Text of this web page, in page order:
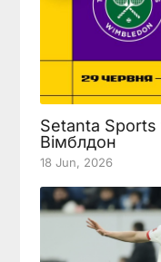
Setanta
Вімблдон
18 Jun, 2026